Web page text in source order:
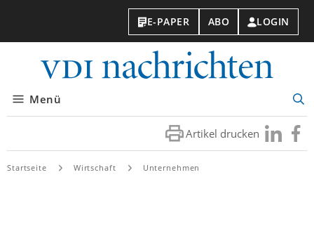
E-PAPER ABO LOGIN
Menü
Artikel drucken Besuchen
Sie
Sie
Startseite Wirtschaft Unternehmen